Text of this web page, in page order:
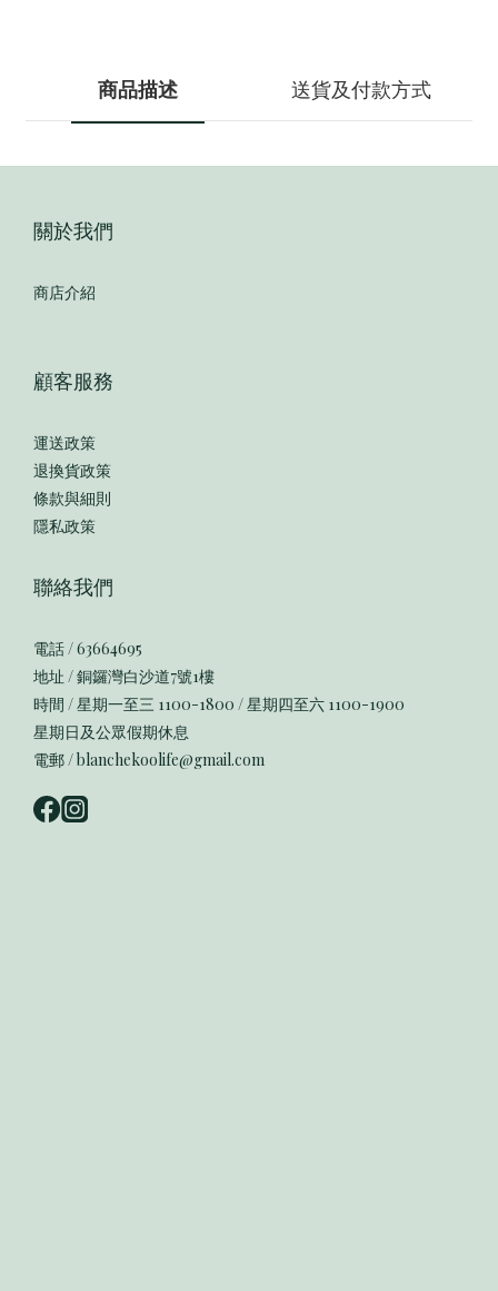
商品描述 送貨及付款方式
關於我們
商店介紹
顧客服務
運送政策
退換貨政策
條款與細則
隱私政策
聯絡我們
電話 / 63664695
地址 / 銅鑼灣白沙道7號1樓
時間 / 星期一至三 1100-1800 / 星期四至六 1100-1900
星期日及公眾假期休息
電郵 / blanchekoolife@gmail.com